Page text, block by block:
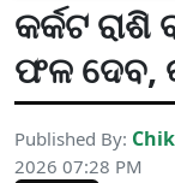
କର୍କଟ
ଫଳ ଦେବ,
Published By:
2026 07:28 PM